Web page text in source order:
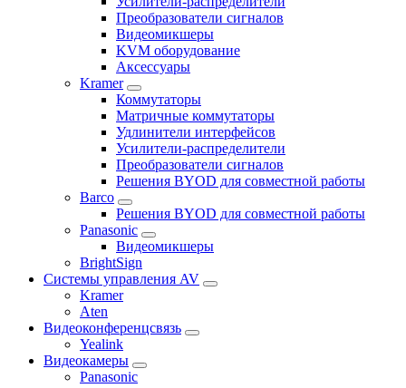
Преобразователи сигналов
Видеомикшеры
KVM оборудование
Аксессуары
Kramer
Коммутаторы
Матричные коммутаторы
Удлинители интерфейсов
Усилители-распределители
Преобразователи сигналов
Решения BYOD для совместной работы
Barco
Решения BYOD для совместной работы
Panasonic
Видеомикшеры
BrightSign
Системы управления AV
Kramer
Aten
Видеоконференцсвязь
Yealink
Видеокамеры
Panasonic